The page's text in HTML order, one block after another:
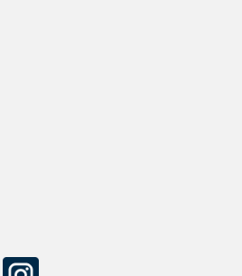
direkt von unseren
Technologietagen erfahren Sie,
einsetzen und